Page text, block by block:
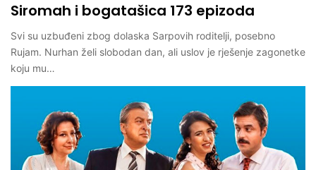
Siromah i bogatašica 173 epizoda
Svi su uzbuđeni zbog dolaska Sarpovih roditelji, posebno
Rujam. Nurhan želi slobodan dan, ali uslov je rješenje zagonetke
koju mu…